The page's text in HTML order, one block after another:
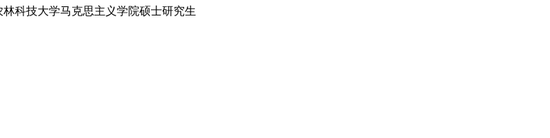
科技大学马克思主义学院硕士研究生